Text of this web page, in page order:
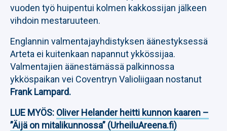
vuoden työ huipentui kolmen kakkossijan jälkeen
vihdoin mestaruuteen.
Englannin valmentajayhdistyksen äänestyksessä
Arteta ei kuitenkaan napannut ykkössijaa.
Valmentajien äänestämässä palkinnossa
ykköspaikan vei Coventryn Valioliigaan nostanut
Frank Lampard.
LUE MYÖS: Oliver Helander heitti kunnon kaaren –
”Äijä on mitalikunnossa” (UrheiluAreena.fi)